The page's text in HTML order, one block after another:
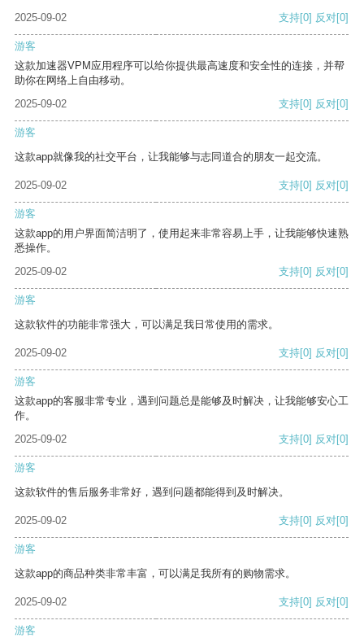
2025-09-02
支持[0] 反对[0]
游客
这款加速器VPM应用程序可以给你提供最高速度和安全性的连接，并帮
助你在网络上自由移动。
2025-09-02
支持[0] 反对[0]
游客
这款app就像我的社交平台，让我能够与志同道合的朋友一起交流。
2025-09-02 支持[0] 反对[0]
游客
这款app的用户界面简洁明了，使用起来非常容易上手，让我能够快速熟
悉操作。
2025-09-02
支持[0] 反对[0]
游客
这款软件的功能非常强大，可以满足我日常使用的需求。
2025-09-02 支持[0] 反对[0]
游客
这款app的客服非常专业，遇到问题总是能够及时解决，让我能够安心工
作。
2025-09-02
支持[0] 反对[0]
游客
这款软件的售后服务非常好，遇到问题都能得到及时解决。
2025-09-02 支持[0] 反对[0]
游客
这款app的商品种类非常丰富，可以满足我所有的购物需求。
2025-09-02 支持[0] 反对[0]
游客